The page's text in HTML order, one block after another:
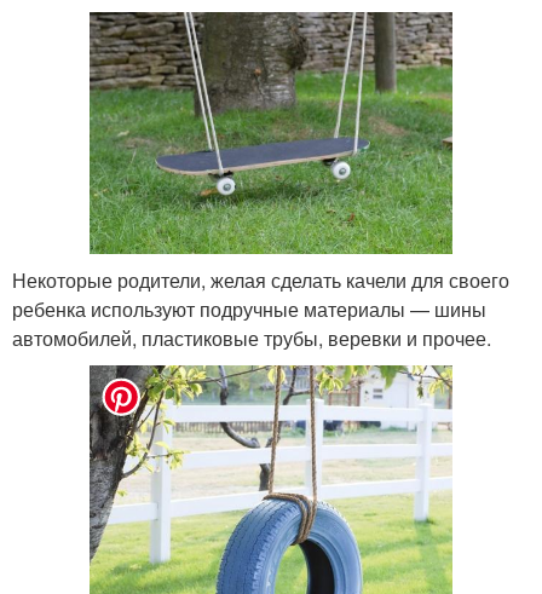
Некоторые родители, желая сделать качели для своего
ребенка используют подручные материалы — шины
автомобилей, пластиковые трубы, веревки и прочее.